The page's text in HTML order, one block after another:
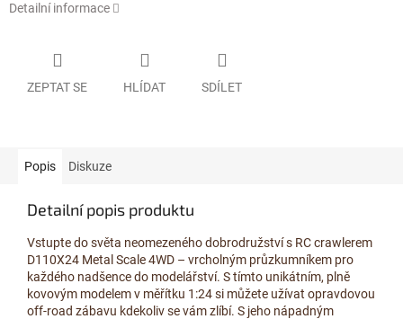
Detailní informace
ZEPTAT SE HLÍDAT SDÍLET
Popis Diskuze
Detailní popis produktu
Vstupte do světa neomezeného dobrodružství s RC crawlerem
D110X24 Metal Scale 4WD – vrcholným průzkumníkem pro
každého nadšence do modelářství. S tímto unikátním, plně
kovovým modelem v měřítku 1:24 si můžete užívat opravdovou
off-road zábavu kdekoliv se vám zlíbí. S jeho nápadným